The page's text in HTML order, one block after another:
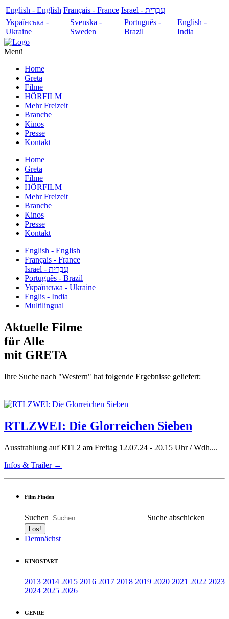
English - English Français - France
עִבְרִית - Israel
Українська -
Ukraine
Svenska -
Sweden
Português -
Brazil
English -
India
Menü
Home
Greta
Filme
HÖRFILM
Mehr Freizeit
Branche
Kinos
Presse
Kontakt
Home
Greta
Filme
HÖRFILM
Mehr Freizeit
Branche
Kinos
Presse
Kontakt
English - English
Français - France
עִבְרִית - Israel
Português - Brazil
Українська - Ukraine
Englis - India
Multilingual
Aktuelle Filme
für Alle
mit GRETA
Ihre Suche nach "Western" hat folgende Ergebnisse geliefert:
RTLZWEI: Die Glorreichen Sieben
Ausstrahlung auf RTL2 am Freitag 12.07.24 - 20.15 Uhr / Wdh....
Infos & Trailer →
Film Finden
Suchen Suche abschicken
Demnächst
KINOSTART
2013 2014 2015 2016 2017 2018 2019 2020 2021 2022 2023
2024 2025 2026
GENRE